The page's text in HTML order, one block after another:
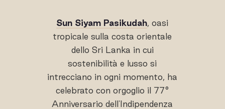
Sun Siyam Pasikudah, oasi
tropicale sulla costa orientale
dello Sri Lanka in cui
sostenibilità e lusso si
intrecciano in ogni momento, ha
celebrato con orgoglio il 77°
Anniversario dell'Indipendenza